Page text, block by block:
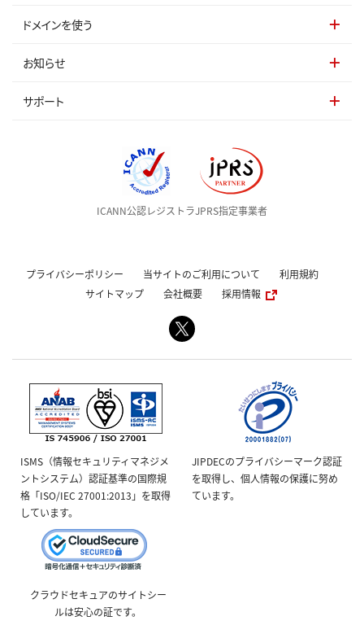
ドメインを使う
お知らせ
サポート
ICANN公認レジストラJPRS指定事業者
プライバシーポリシー 当サイトのご利用について
利用規約
サイトマップ
会社概要 採用情報
ISMS（情報セキュリティマネジメ
ントシステム）認証基準の国際規
格「ISO/IEC 27001:2013」を取得
しています。
JIPDECのプライバシーマーク認証
を取得し、個人情報の保護に努め
ています。
クラウドセキュアのサイトシー
ルは安心の証です。